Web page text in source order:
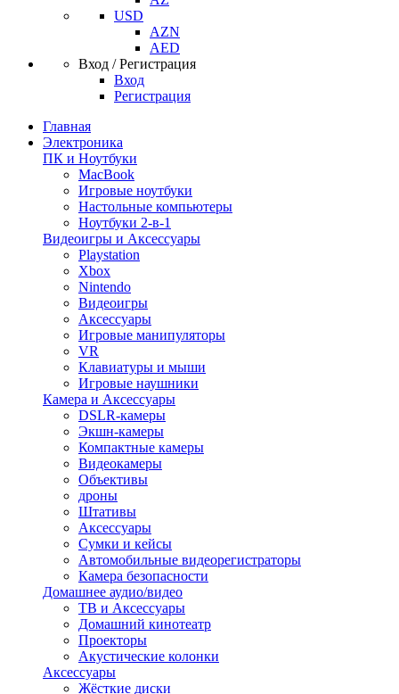
USD
AZN
AED
Вход / Регистрация
Вход
Регистрация
Главная
Электроника
ПК и Ноутбуки
MacBook
Игровые ноутбуки
Настольные компьютеры
Ноутбуки 2-в-1
Видеоигры и Аксессуары
Playstation
Xbox
Nintendo
Видеоигры
Аксессуары
Игровые манипуляторы
VR
Клавиатуры и мыши
Игровые наушники
Камера и Аксессуары
DSLR-камеры
Экшн-камеры
Компактные камеры
Видеокамеры
Объективы
дроны
Штативы
Аксессуары
Сумки и кейсы
Автомобильные видеорегистраторы
Камера безопасности
Домашнее аудио/видео
ТВ и Аксессуары
Домашний кинотеатр
Проекторы
Акустические колонки
Аксессуары
Жёсткие диски